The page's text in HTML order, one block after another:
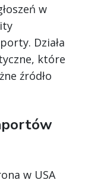
w
Działa
które
źródło
w USA